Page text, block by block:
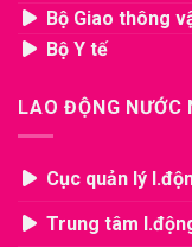
Bộ Giao thông
Bộ Y tế
LAO ĐỘNG NƯỚC
Cục quản lý
Trung tâm